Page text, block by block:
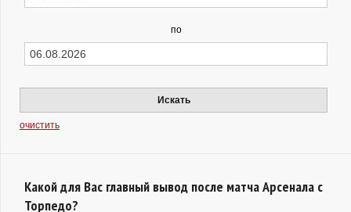
по
Искать
очистить
Какой для Вас главный вывод после матча Арсенала с
Торпедо?